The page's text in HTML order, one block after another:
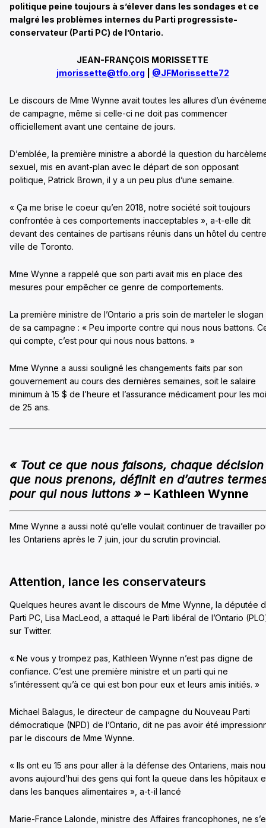
politique peine toujours à s’élever dans les sondages et ce
malgré les problèmes internes du Parti progressiste-
conservateur (Parti PC) de l’Ontario.
JEAN-FRANÇOIS MORISSETTE
jmorissette@tfo.org
@JFMorissette72
Le discours de Mme Wynne avait toutes les allures d’un
de campagne, même si celle-ci ne doit pas commencer
officiellement avant une centaine de jours.
D’emblée, la première ministre a abordé la question du
sexuel, mis en avant-plan avec le départ de son opposant
politique, Patrick Brown, il y a un peu plus d’une semaine.
« Ça me brise le coeur qu’en 2018, notre société soit toujours
confrontée à ces comportements inacceptables », a-t-elle dit
devant des centaines de partisans réunis dans un hôtel du
ville de Toronto.
Mme Wynne a rappelé que son parti avait mis en place des
mesures pour empêcher ce genre de comportements.
La première ministre de l’Ontario a pris soin de marteler le slogan
de sa campagne : « Peu importe contre qui nous nous battons.
qui compte, c’est pour qui nous nous battons. »
Mme Wynne a aussi souligné les changements faits par son
gouvernement au cours des dernières semaines, soit le salaire
minimum à 15 $ de l’heure et l’assurance médicament pour les
de 25 ans.
« Tout ce que nous faisons, chaque décision
que nous prenons, définit en d’autres
pour qui nous luttons » – Kathleen Wynne
Mme Wynne a aussi noté qu’elle voulait continuer de travailler
les Ontariens après le 7 juin, jour du scrutin provincial.
Attention, lance les conservateurs
Quelques heures avant le discours de Mme Wynne, la députée
Parti PC, Lisa MacLeod, a attaqué le Parti libéral de l’Ontario
sur Twitter.
« Ne vous y trompez pas, Kathleen Wynne n’est pas digne de
confiance. C’est une première ministre et un parti qui ne
s’intéressent qu’à ce qui est bon pour eux et leurs amis initiés. »
Michael Balagus, le directeur de campagne du Nouveau Parti
démocratique (NPD) de l’Ontario, dit ne pas avoir été
par le discours de Mme Wynne.
« Ils ont eu 15 ans pour aller à la défense des Ontariens, mais
avons aujourd’hui des gens qui font la queue dans les hôpitaux
dans les banques alimentaires », a-t-il lancé
Marie-France Lalonde, ministre des Affaires francophones, ne